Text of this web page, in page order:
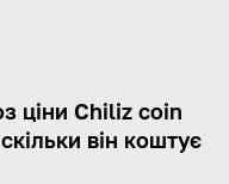
ціни Chiliz coin
він коштує